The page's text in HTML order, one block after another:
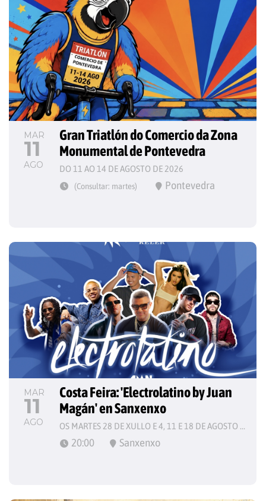
MAR
11
AGO
Gran Triatlón do Comercio da Zona
Monumental de Pontevedra
DO 11 AO 14 DE AGOSTO DE 2026
(Consultar: martes) Pontevedra
MAR
11
AGO
Costa Feira: 'Electrolatino by Juan
Magán' en Sanxenxo
OS MARTES 28 DE XULLO E 4, 11 E 18 DE AGOSTO DE 2026
20:00 Sanxenxo